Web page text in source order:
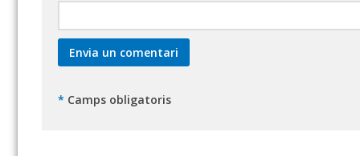
* Camps obligatoris